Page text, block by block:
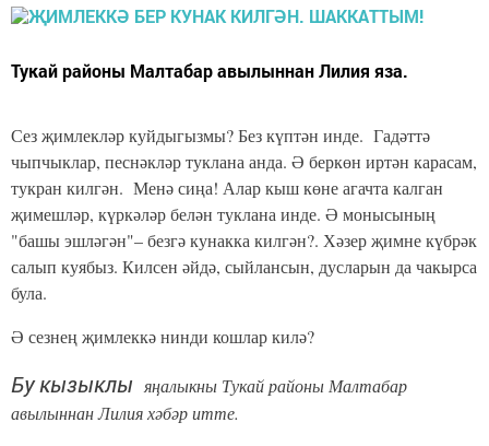
Тукай районы Малтабар авылыннан Лилия яза.
Сез җимлекләр куйдыгызмы? Без күптән инде. Гадәттә
чыпчыклар, песнәкләр туклана анда. Ә беркөн иртән карасам,
тукран килгән. Менә сиңа! Алар кыш көне агачта калган
җимешләр, күркәләр белән туклана инде. Ә монысының
"башы эшләгән"– безгә кунакка килгән?. Хәзер җимне күбрәк
салып куябыз. Килсен әйдә, сыйлансын, дусларын да чакырса
була.
Ә сезнең җимлеккә нинди кошлар килә?
Букызыклы яңалыкны Тукай районы Малтабар
авылыннан Лилия хәбәр итте.